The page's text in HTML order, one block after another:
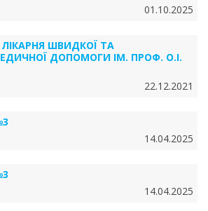
01.10.2025
ЛІКАРНЯ ШВИДКОЇ ТА
ДОПОМОГИ ІМ. ПРОФ. О.І.
22.12.2021
14.04.2025
14.04.2025